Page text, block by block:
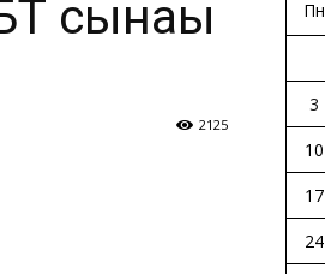
сынағы
2125
Пн
3
10
17
24